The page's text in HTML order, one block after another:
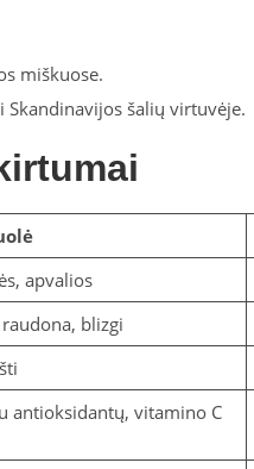
miškuose.
šalių virtuvėje.
apvalios
blizgi
antioksidantų, vitamino C